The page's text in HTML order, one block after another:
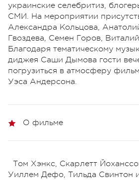
украинские селебритиз,
СМИ. На мероприятии
Александра Кольцова,
Гвоздева, Семен Горов,
Благодаря тематическому
диджея Саши Дымова гости
погрузиться в атмосферу
Уэса Андерсона.
О фильме
Том Хэнкс, Скарлетт
Уиллем Дефо, Тильда Свинтон